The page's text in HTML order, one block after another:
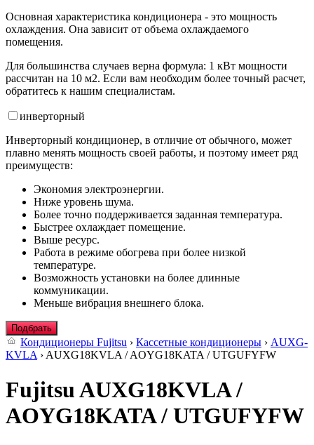
Основная характеристика кондиционера - это мощность
охлаждения. Она зависит от объема охлаждаемого
помещения.
Для большинства случаев верна формула: 1 кВт мощности
рассчитан на 10 м2. Если вам необходим более точный расчет,
обратитесь к нашим специалистам.
инверторный
Инверторный кондиционер, в отличие от обычного, может
плавно менять мощность своей работы, и поэтому имеет ряд
преимуществ:
Экономия электроэнергии.
Ниже уровень шума.
Более точно поддерживается заданная температура.
Быстрее охлаждает помещение.
Выше ресурс.
Работа в режиме обогрева при более низкой
температуре.
Возможность установки на более длинные
коммуникации.
Меньше вибрация внешнего блока.
Подбрать
Кондиционеры Fujitsu › Кассетные кондиционеры › AUXG-
KVLA › AUXG18KVLA / AOYG18KATA / UTGUFYFW
Fujitsu AUXG18KVLA /
AOYG18KATA / UTGUFYFW